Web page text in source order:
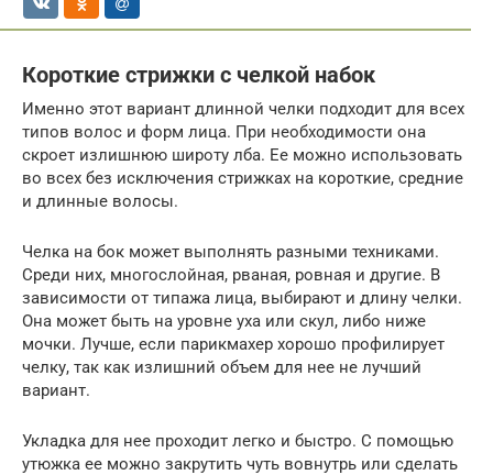
Короткие стрижки с челкой набок
Именно этот вариант длинной челки подходит для всех
типов волос и форм лица. При необходимости она
скроет излишнюю широту лба. Ее можно использовать
во всех без исключения стрижках на короткие, средние
и длинные волосы.
Челка на бок может выполнять разными техниками.
Среди них, многослойная, рваная, ровная и другие. В
зависимости от типажа лица, выбирают и длину челки.
Она может быть на уровне уха или скул, либо ниже
мочки. Лучше, если парикмахер хорошо профилирует
челку, так как излишний объем для нее не лучший
вариант.
Укладка для нее проходит легко и быстро. С помощью
утюжка ее можно закрутить чуть вовнутрь или сделать